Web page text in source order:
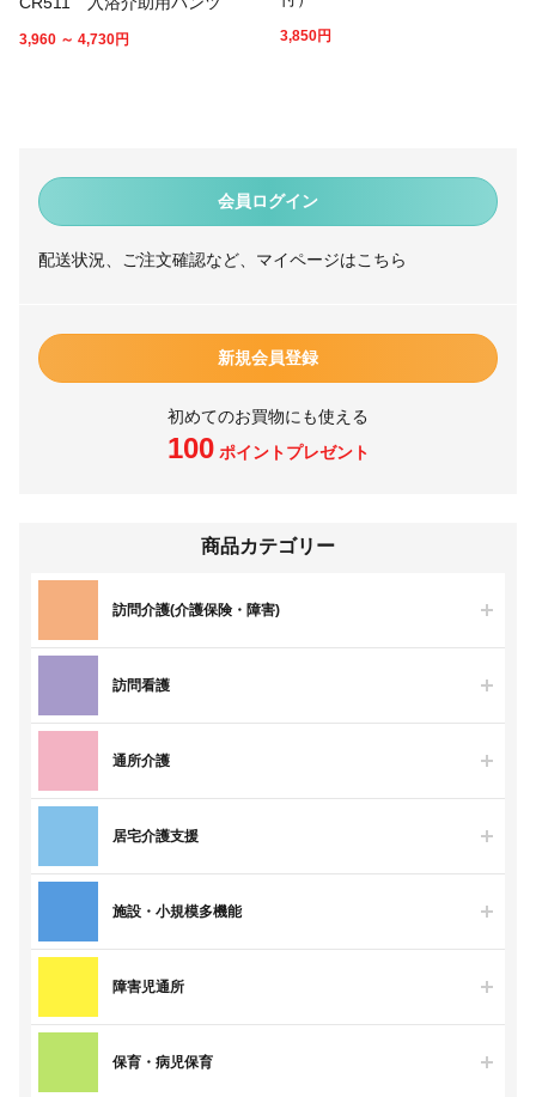
会員ログイン
配送状況、ご注文確認など、マイページはこちら
新規会員登録
初めてのお買物にも使える
100ポイントプレゼント
商品カテゴリー
訪問介護(介護保険・障害)
訪問看護
通所介護
居宅介護支援
施設・小規模多機能
障害児通所
保育・病児保育
3,960 ～ 4,730円 3,850円